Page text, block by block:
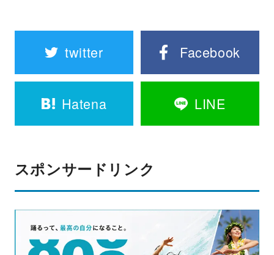
twitter Facebook
Hatena LINE
スポンサードリンク